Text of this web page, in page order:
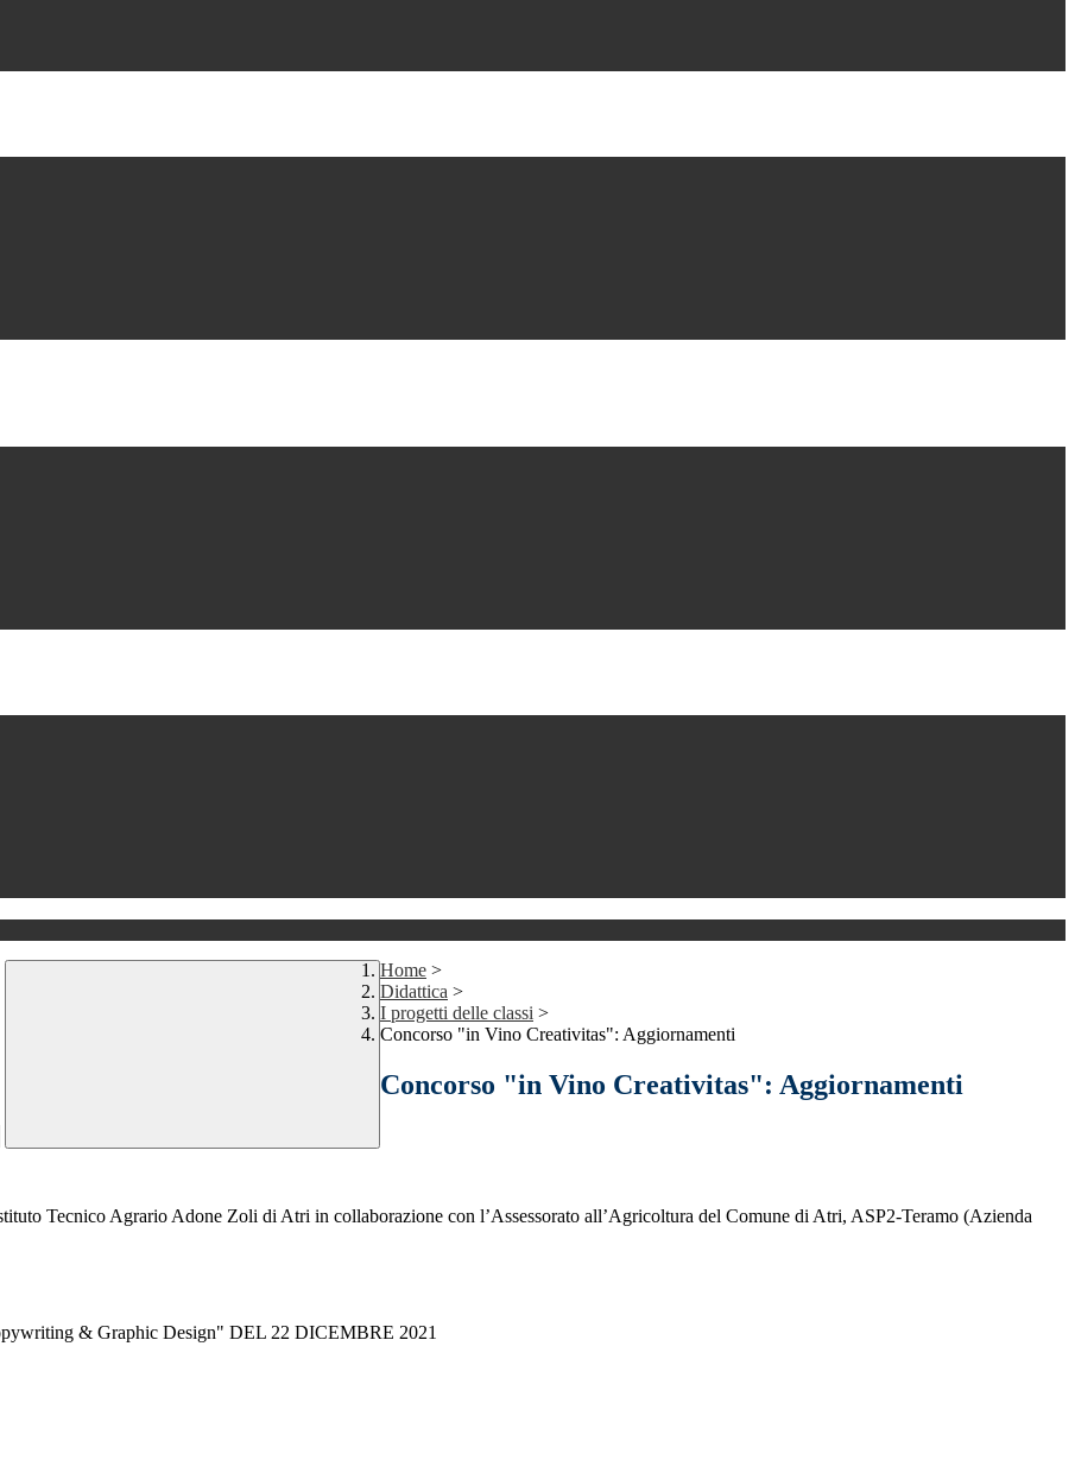
Home >
Didattica >
I progetti delle classi >
Concorso "in Vino Creativitas": Aggiornamenti
Concorso "in Vino Creativitas": Aggiornamenti
Tecnico Agrario Adone Zoli di Atri in collaborazione con l’Assessorato all’Agricoltura del Comune di Atri, ASP2-Teramo (Azienda
& Graphic Design" DEL 22 DICEMBRE 2021